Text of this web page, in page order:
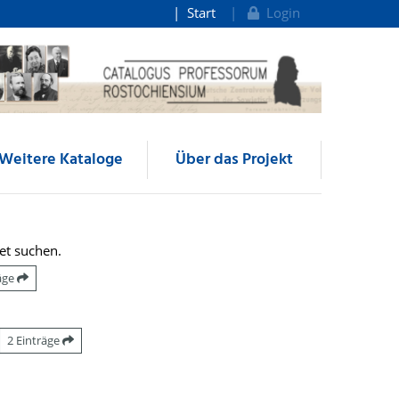
Start Login
Kataloge Über das Projekt
suchen.
2 Einträge